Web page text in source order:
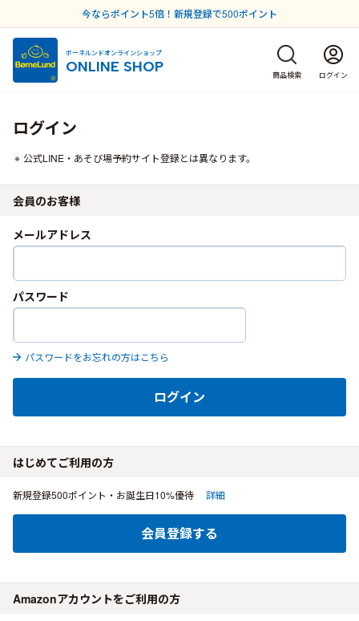
今ならポイント5倍！新規登録で500ポイント
ボーネルンドオンラインショップ
ONLINE SHOP 商品検索 ログイン
ログイン
公式LINE・あそび場予約サイト登録とは異なります。
会員のお客様
メールアドレス
パスワード
パスワードをお忘れの方はこちら
ログイン
はじめてご利用の方
新規登録500ポイント・お誕生日10%優待 詳細
会員登録する
Amazonアカウントをご利用の方